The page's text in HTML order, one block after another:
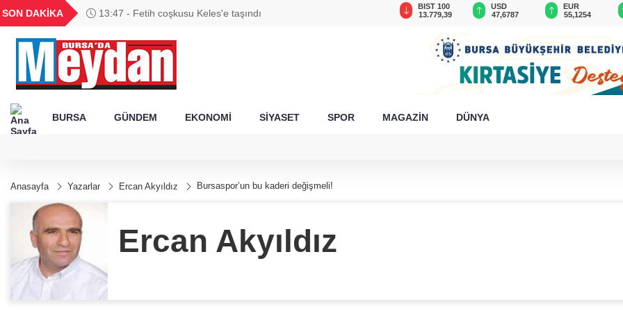
SON DAKİKA 13:47 - Fetih coşkusu Keles'e taşındı
GEL
18,2677
16,3788
27,9743
BIST 100
13.779,39
USD
47,6787
EUR
55,1254
BURSA GÜNDEM EKONOMİ SİYASET SPOR MAGAZİN DÜNYA
Anasayfa Yazarlar Ercan Akyıldız Bursaspor’un bu kaderi değişmeli!
Ercan Akyıldız